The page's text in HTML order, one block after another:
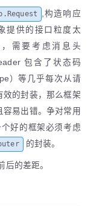
,构造响应
提供的接口粒度太
需要考虑消息头
包含了状态码
）等几乎每次从请
效的封装，那么框架
易出错。争对常用
好的框架必须考虑
的封装。
的差距。